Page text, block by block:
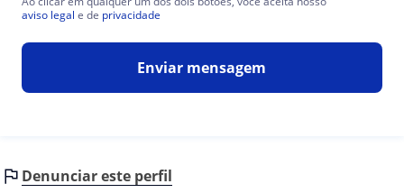
aviso legal e de privacidade
Enviar mensagem
Denunciar este perfil